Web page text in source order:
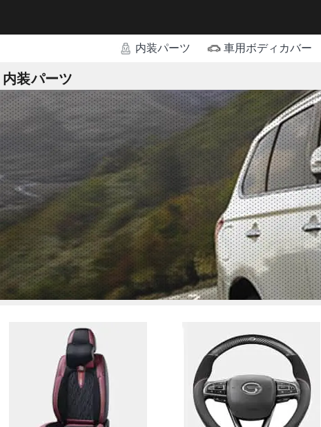
内装パーツ 車用ボディカバー
内装パーツ